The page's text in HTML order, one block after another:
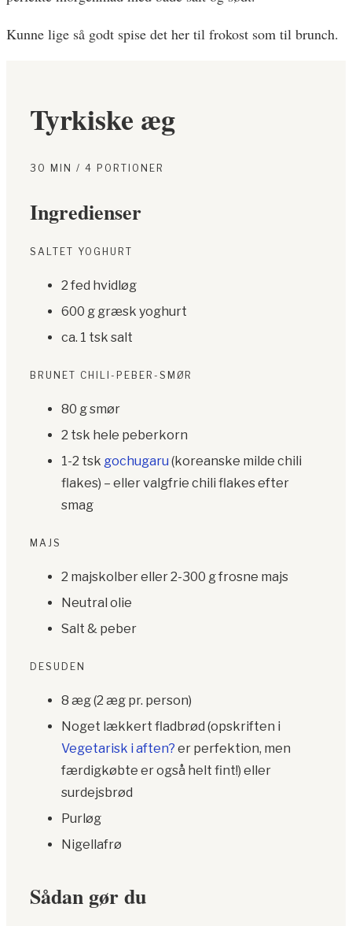
Kunne lige så godt spise det her til frokost som til brunch.
Tyrkiske æg
30 MIN / 4 PORTIONER
Ingredienser
SALTET YOGHURT
2 fed hvidløg
600 g græsk yoghurt
ca. 1 tsk salt
BRUNET CHILI-PEBER-SMØR
80 g smør
2 tsk hele peberkorn
1-2 tsk gochugaru (koreanske milde chili
flakes) – eller valgfrie chili flakes efter
smag
MAJS
2 majskolber eller 2-300 g frosne majs
Neutral olie
Salt & peber
DESUDEN
8 æg (2 æg pr. person)
Noget lækkert fladbrød (opskriften i
Vegetarisk i aften? er perfektion, men
færdigkøbte er også helt fint!) eller
surdejsbrød
Purløg
Nigellafrø
Sådan gør du